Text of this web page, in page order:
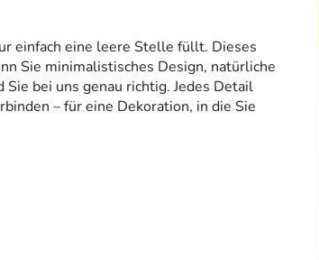
einfach eine leere Stelle füllt. Dieses
Sie minimalistisches Design, natürliche
bei uns genau richtig. Jedes Detail
– für eine Dekoration, in die Sie